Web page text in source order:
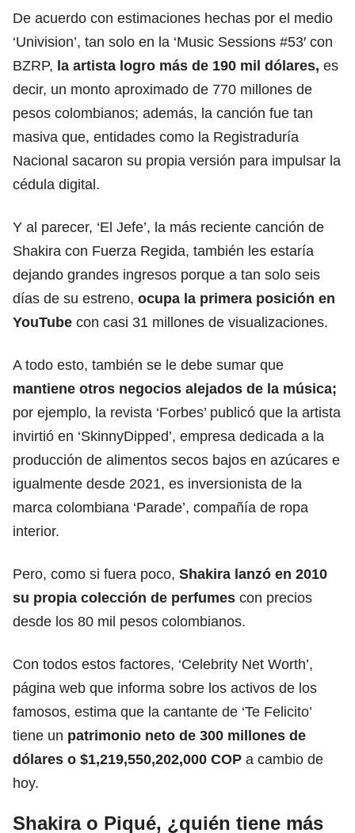
De acuerdo con estimaciones hechas por el medio
‘Univision’, tan solo en la ‘Music Sessions #53′ con
BZRP, la artista logro más de 190 mil dólares, es
decir, un monto aproximado de 770 millones de
pesos colombianos; además, la canción fue tan
masiva que, entidades como la Registraduría
Nacional sacaron su propia versión para impulsar la
cédula digital.
Y al parecer, ‘El Jefe’, la más reciente canción de
Shakira con Fuerza Regida, también les estaría
dejando grandes ingresos porque a tan solo seis
días de su estreno, ocupa la primera posición en
YouTube con casi 31 millones de visualizaciones.
A todo esto, también se le debe sumar que
mantiene otros negocios alejados de la música;
por ejemplo, la revista ‘Forbes’ publicó que la artista
invirtió en ‘SkinnyDipped’, empresa dedicada a la
producción de alimentos secos bajos en azúcares e
igualmente desde 2021, es inversionista de la
marca colombiana ‘Parade’, compañía de ropa
interior.
Pero, como si fuera poco, Shakira lanzó en 2010
su propia colección de perfumes con precios
desde los 80 mil pesos colombianos.
Con todos estos factores, ‘Celebrity Net Worth’,
página web que informa sobre los activos de los
famosos, estima que la cantante de ‘Te Felicito’
tiene un patrimonio neto de 300 millones de
dólares o $1,219,550,202,000 COP a cambio de
hoy.
Shakira o Piqué, ¿quién tiene más